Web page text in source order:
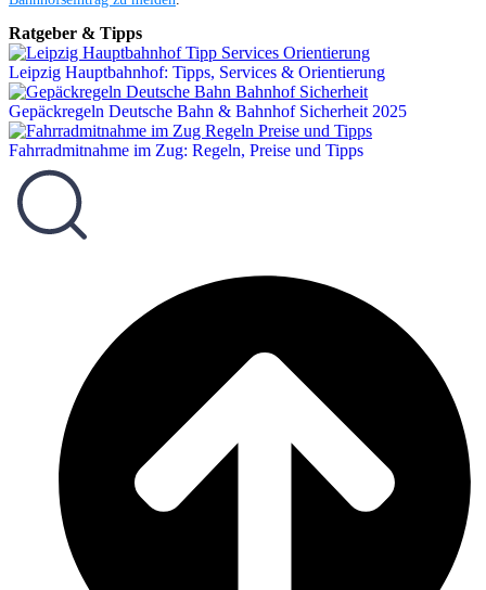
Ratgeber & Tipps
Leipzig Hauptbahnhof: Tipps, Services & Orientierung
Gepäckregeln Deutsche Bahn & Bahnhof Sicherheit 2025
Fahrradmitnahme im Zug: Regeln, Preise und Tipps